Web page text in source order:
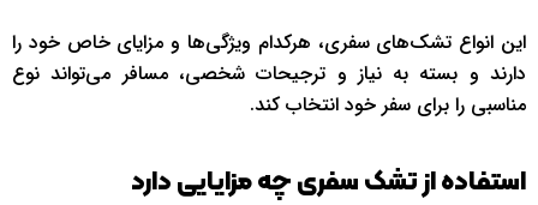
این انواع تشک‌های سفری، هرکدام ویژگی‌ها و مزایای خاص خود را
دارند و بسته به نیاز و ترجیحات شخصی، مسافر می‌تواند نوع
مناسبی را برای سفر خود انتخاب کند.
استفاده از تشک سفری چه مزایایی دارد